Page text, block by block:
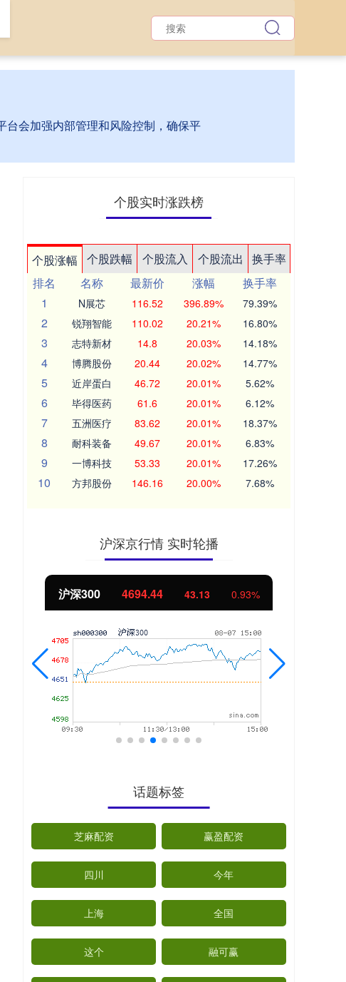
台会加强内部管理和风险控制，确保平
个股实时涨跌榜
个股涨幅 个股跌幅 个股流入 个股流出
换手率
排名
名称 最新价 涨幅
换手率
1
N展芯 116.52 396.89% 79.39%
2 锐翔智能 110.02 20.21% 16.80%
3 志特新材 14.8 20.03% 14.18%
4 博腾股份 20.44 20.02% 14.77%
5 近岸蛋白 46.72 20.01% 5.62%
6 毕得医药 61.6 20.01% 6.12%
7 五洲医疗 83.62 20.01% 18.37%
8 耐科装备 49.67 20.01% 6.83%
9 一博科技 53.33 20.01% 17.26%
10 方邦股份 146.16 20.00% 7.68%
沪深京行情 实时轮播
北证50 1134.24 11.37 1.01%
话题标签
芝麻配资 赢盈配资
四川 今年
上海 全国
这个 融可赢